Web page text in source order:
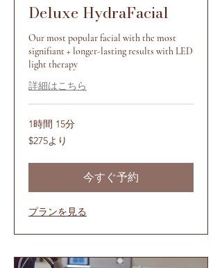
Deluxe HydraFacial
Our most popular facial with the most
signifiant + longer-lasting results with LED
light therapy
詳細はこちら
1時間 15分
275
米
ル
$275より
今すぐ予約
プランを見る